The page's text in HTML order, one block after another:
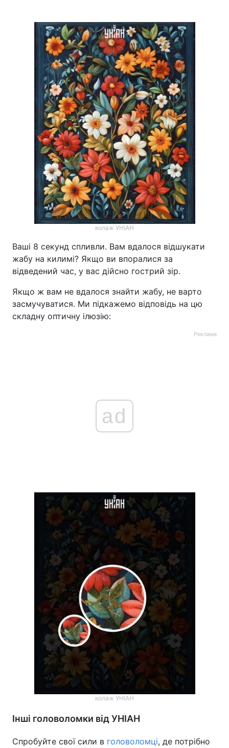
колаж УНІАН
Ваші 8 секунд спливли. Вам вдалося відшукати
жабу на килимі? Якщо ви впоралися за
відведений час, у вас дійсно гострий зір.
Якщо ж вам не вдалося знайти жабу, не варто
засмучуватися. Ми підкажемо відповідь на цю
складну оптичну ілюзію:
Реклама
ad
колаж УНІАН
Інші головоломки від УНІАН
Спробуйте свої сили в головоломці, де потрібно